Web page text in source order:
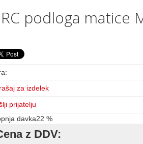
podloga matice
za izdelek
prijatelju
davka22 %
z DDV: